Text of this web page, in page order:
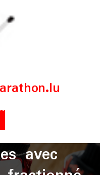
2024
vos
avec